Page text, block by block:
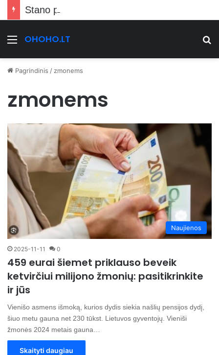
Stano pranešė kraupią žinią Vilniečiams
Meniu
OHOHO.LT
Pagrindinis / zmonems
zmonems
Naujienos
2025-11-11 0
459 eurai šiemet priklauso beveik
ketvirčiui milijono žmonių: pasitikrinkite
ir jūs
Vienišo asmens išmoką, kurios dydis siekia našlių pensijos dydį,
šiuo metu gauna net 230 tūkst. Lietuvos gyventojų. Vieniši
žmonės 2024 metais gauna…
Skaityti daugiau